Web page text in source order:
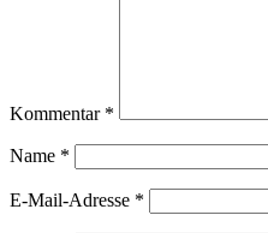
Kommentar *
Name *
E-Mail-Adresse *